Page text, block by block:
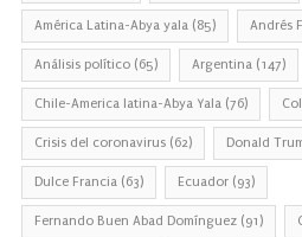
América Latina-Abya yala (85) Andrés
Análisis político (65) Argentina (147)
Chile-America latina-Abya Yala (76)
Crisis del coronavirus (62) Donald
Dulce Francia (63) Ecuador (93)
Fernando Buen Abad Domínguez (91)